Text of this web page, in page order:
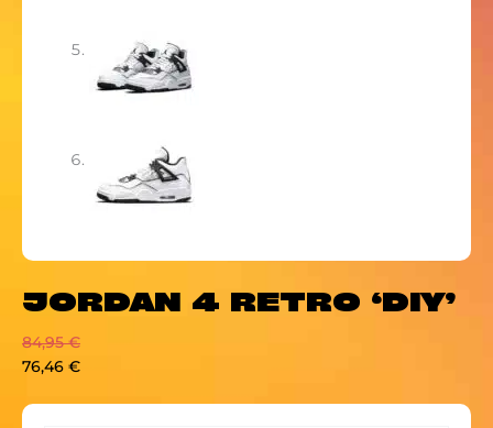
JORDAN 4 RETRO ‘DIY’
84,95€
76,46 €